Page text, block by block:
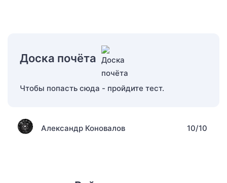
Доска почёта
Чтобы попасть сюда - пройдите тест.
Александр Коновалов 10/10